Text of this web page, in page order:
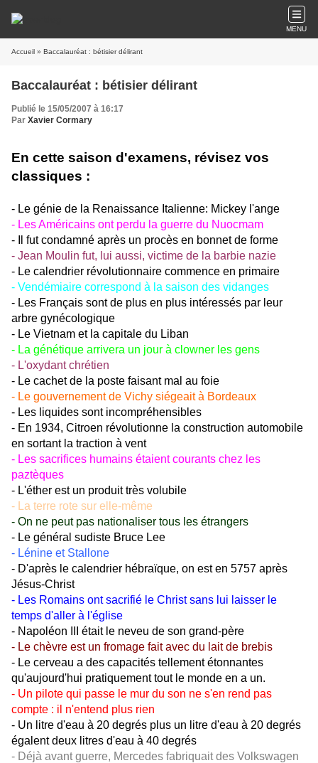
MENU
Accueil » Baccalauréat : bétisier délirant
Baccalauréat : bétisier délirant
Publié le 15/05/2007 à 16:17
Par Xavier Cormary
En cette saison d'examens, révisez vos
classiques :
- Le génie de la Renaissance Italienne: Mickey l'ange
- Les Américains ont perdu la guerre du Nuocmam
- Il fut condamné après un procès en bonnet de forme
- Jean Moulin fut, lui aussi, victime de la barbie nazie
- Le calendrier révolutionnaire commence en primaire
- Vendémiaire correspond à la saison des vidanges
- Les Français sont de plus en plus intéressés par leur
arbre gynécologique
- Le Vietnam et la capitale du Liban
- La génétique arrivera un jour à clowner les gens
- L'oxydant chrétien
- Le cachet de la poste faisant mal au foie
- Le gouvernement de Vichy siégeait à Bordeaux
- Les liquides sont incompréhensibles
- En 1934, Citroen révolutionne la construction automobile
en sortant la traction à vent
- Les sacrifices humains étaient courants chez les
paztèques
- L'éther est un produit très volubile
- La terre rote sur elle-même
- On ne peut pas nationaliser tous les étrangers
- Le général sudiste Bruce Lee
- Lénine et Stallone
- D'après le calendrier hébraïque, on est en 5757 après
Jésus-Christ
- Les Romains ont sacrifié le Christ sans lui laisser le
temps d'aller à l'église
- Napoléon III était le neveu de son grand-père
- Le chèvre est un fromage fait avec du lait de brebis
- Le cerveau a des capacités tellement étonnantes
qu'aujourd'hui pratiquement tout le monde en a un.
- Un pilote qui passe le mur du son ne s'en rend pas
compte : il n'entend plus rien
- Un litre d'eau à 20 degrés plus un litre d'eau à 20 degrés
égalent deux litres d'eau à 40 degrés
- Déjà avant guerre, Mercedes fabriquait des Volkswagen